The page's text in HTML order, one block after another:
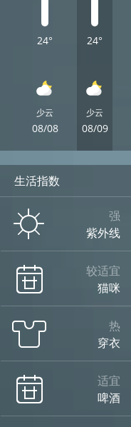
24°
少云
08/08
24°
少云
08/09
生活指数
强
紫外线
较适宜
猫咪
热
穿衣
适宜
啤酒